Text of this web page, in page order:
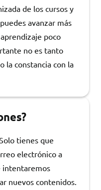
de los cursos y
avanzar más
poco
no es tanto
la constancia con la
tienes que
electrónico a
intentaremos
nuevos contenidos.